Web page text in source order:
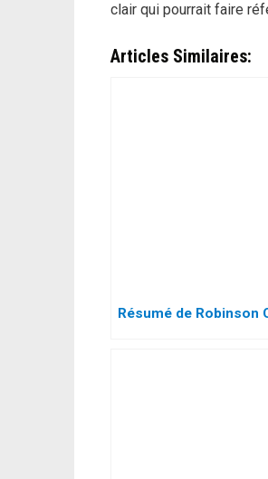
clair qui pourrait faire
Articles Similaires:
Résumé de Robinson